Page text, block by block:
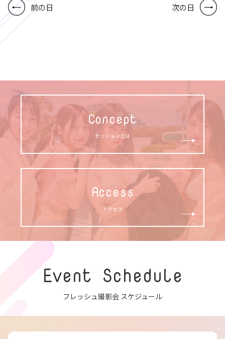
前の日 次の日
Concept
セッションとは
Access
アクセス
Event Schedule
フレッシュ撮影会 スケジュール